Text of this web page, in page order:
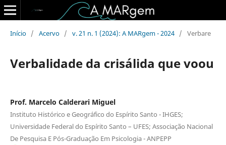
Início / Acervo / v. 21 n. 1 (2024): A MARgem - 2024 / Verbare
Verbalidade da crisálida que voou
Prof. Marcelo Calderari Miguel
Instituto Histórico e Geográfico do Espírito Santo - IHGES;
Universidade Federal do Espírito Santo – UFES; Associação Nacional
De Pesquisa E Pós-Graduação Em Psicologia - ANPEPP